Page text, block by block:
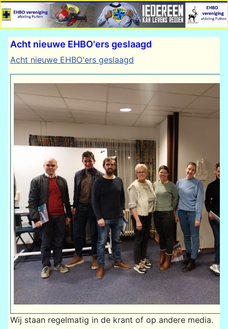
Acht nieuwe EHBO'ers geslaagd
Acht nieuwe EHBO'ers geslaagd
Wij staan regelmatig in de krant of op andere media.